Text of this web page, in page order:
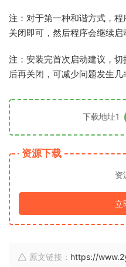
注：对于第一种和谐方式，
关闭即可，然后程序会继续启
注：安装完首次启动建议，
后再关闭，可减少问题发生几
下载地址1
资源下载
资
立
原文链接： https://